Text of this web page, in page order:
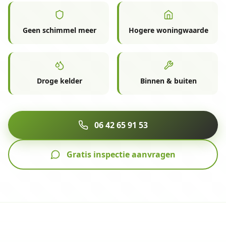
Geen schimmel meer Hogere woningwaarde
Droge kelder Binnen & buiten
06 42 65 91 53
Gratis inspectie aanvragen